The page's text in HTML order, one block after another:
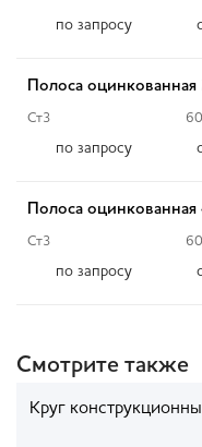
по запросу
Полоса оцинкованная
Ст3
по запросу
Полоса оцинкованная
Ст3
по запросу
Смотрите также
Круг